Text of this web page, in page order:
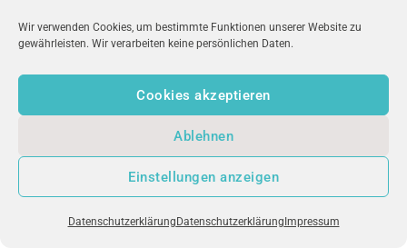
Wir verwenden Cookies, um bestimmte Funktionen unserer Website zu
gewährleisten. Wir verarbeiten keine persönlichen Daten.
Cookies akzeptieren
Ablehnen
Einstellungen anzeigen
Datenschutzerklärung Datenschutzerklärung Impressum